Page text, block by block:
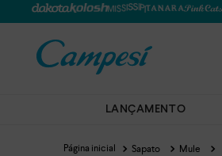
LANÇAMENTO
Sapato Mule